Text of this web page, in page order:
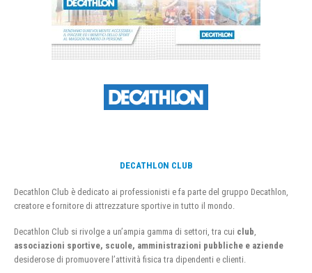
DECATHLON CLUB
Decathlon Club è dedicato ai professionisti e fa parte del gruppo Decathlon,
creatore e fornitore di attrezzature sportive in tutto il mondo.
Decathlon Club si rivolge a un’ampia gamma di settori, tra cui club
associazioni sportive, scuole, amministrazioni pubbliche e aziende
desiderose di promuovere l’attività fisica tra dipendenti e clienti.